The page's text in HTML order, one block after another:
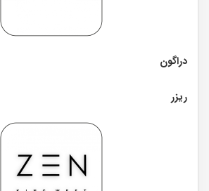
دراگون
ریزر